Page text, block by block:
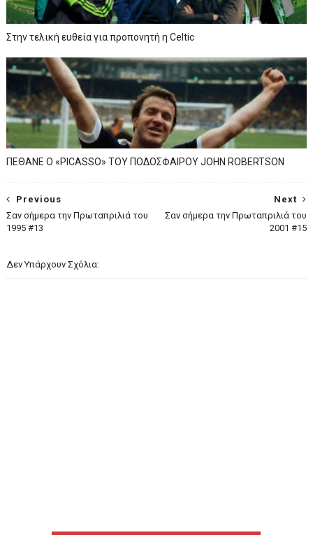
Στην τελική ευθεία για προπονητή η Celtic
ΠΕΘΑΝΕ Ο «PICASSO» TOY ΠΟΔΟΣΦΑΙΡΟΥ JOHN ROBERTSON
Next
Σαν σήμερα την Πρωταπριλιά του
2001 #15
Previous
Σαν σήμερα την Πρωταπριλιά του
1995 #13
Δεν Υπάρχουν Σχόλια: